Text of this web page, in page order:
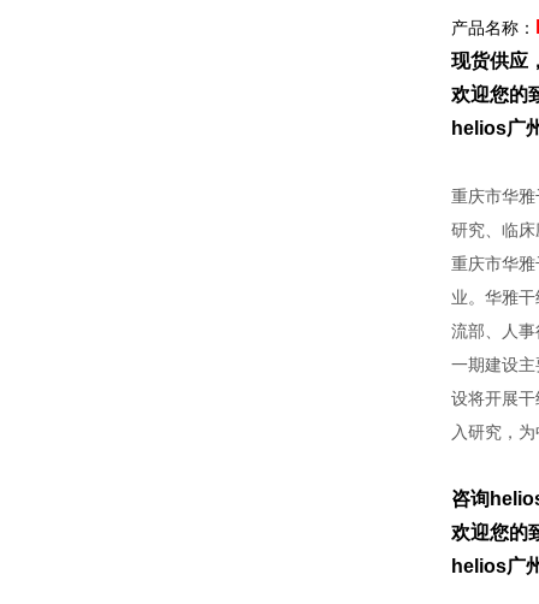
产品名称：
现货供应
欢迎您
helios广
重庆市华
研究、临
重庆市华
业。华雅
流部、人
一期建设
设将开展
入研究，
咨询
欢迎您
helios广